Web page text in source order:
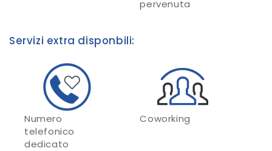
pervenuta
Servizi extra disponbili:
Numero
telefonico
dedicato
Coworking